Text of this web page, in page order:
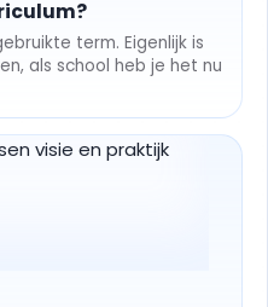
term. Eigenlijk is
als school heb je het nu